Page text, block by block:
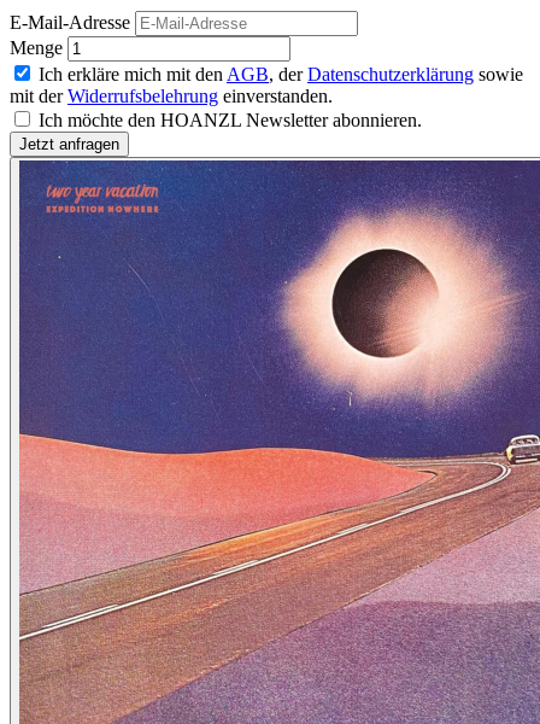
E-Mail-Adresse
Menge
Ich erkläre mich mit den AGB, derDatenschutzerklärung sowie
mit derWiderrufsbelehrung einverstanden.
Ich möchte den HOANZL Newsletter abonnieren.